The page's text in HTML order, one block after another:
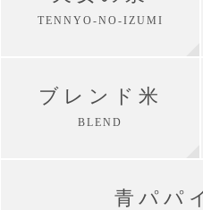
TENNYO-NO-IZUMI
ブレンド米
BLEND
青パパ